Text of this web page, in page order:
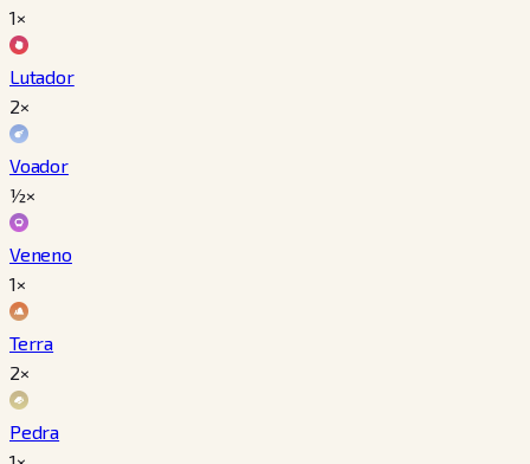
1×
Lutador
2×
Voador
½×
Veneno
1×
Terra
2×
Pedra